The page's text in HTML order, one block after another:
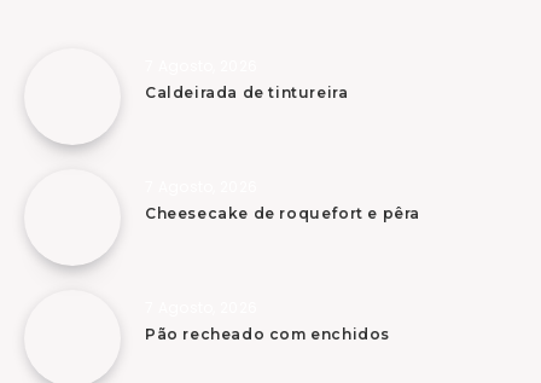
Caldeirada de tintureira
Cheesecake de roquefort e pêra
Pão recheado com enchidos